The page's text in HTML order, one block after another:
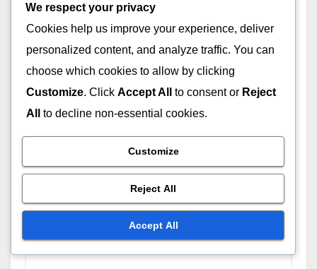
Leave a Reply
Your email address will not be published. Required
fields are marked*
Comment*
We respect your privacy
Cookies help us improve your experience, deliver
personalized content, and analyze traffic. You can
choose which cookies to allow by clicking
Customize. Click Accept All to consent or Reject
All
to decline non-essential cookies.
Customize
Reject All
Accept All